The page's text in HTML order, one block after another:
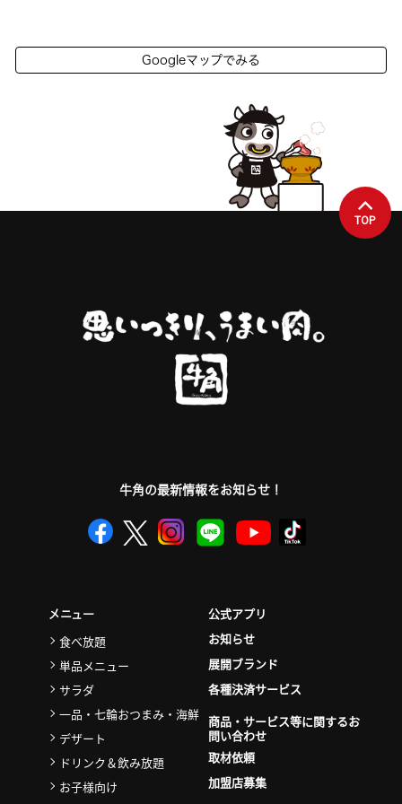
Googleマップでみる
TOP
牛角の最新情報をお知らせ！
メニュー
食べ放題
単品メニュー
サラダ
一品・七輪おつまみ・海鮮
デザート
ドリンク＆飲み放題
お子様向け
公式アプリ
お知らせ
展開ブランド
各種決済サービス
商品・サービス等に関するお
問い合わせ
取材依頼
加盟店募集